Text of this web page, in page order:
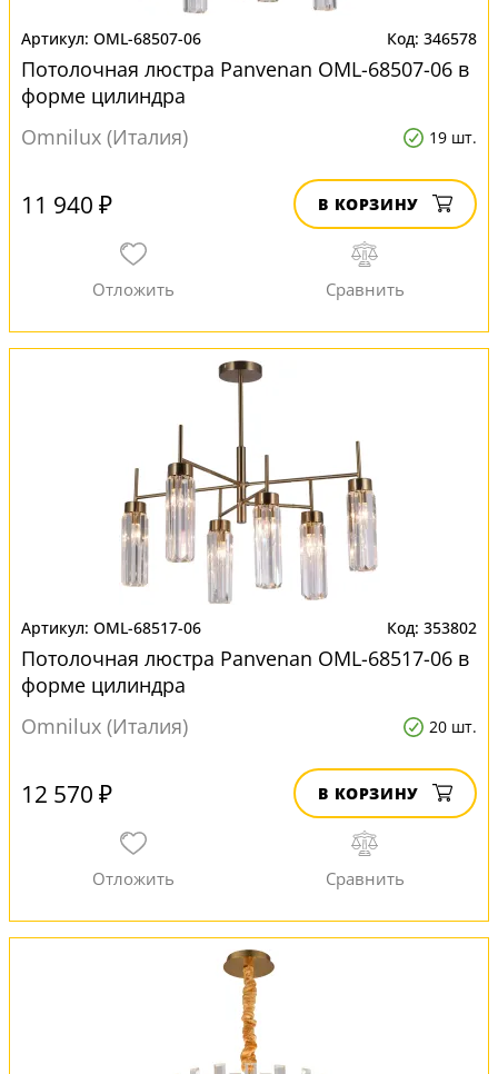
OML-68507-06 346578
Потолочная люстра Panvenan OML-68507-06 в
форме цилиндра
Omnilux (Италия)
19 шт.
11 940 ₽ В КОРЗИНУ
OML-68517-06 353802
Потолочная люстра Panvenan OML-68517-06 в
форме цилиндра
Omnilux (Италия)
20 шт.
12 570 ₽ В КОРЗИНУ